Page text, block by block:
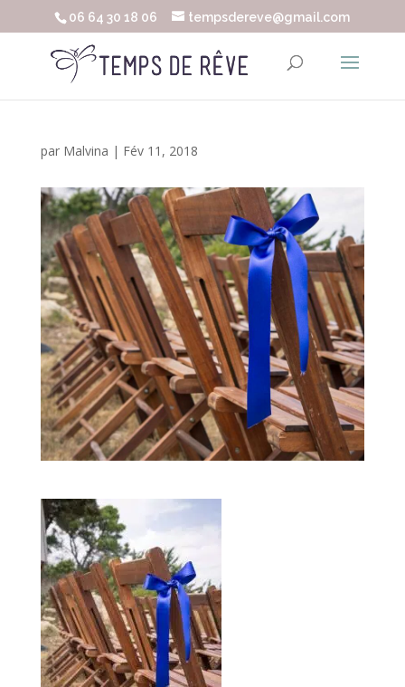
06 64 30 18 06 tempsdereve@gmail.com
par Malvina | Fév 11, 2018